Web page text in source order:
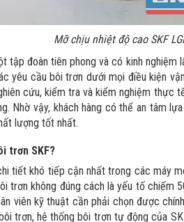
Mỡ chịu nhiệt độ cao SKF
tập đoàn tiên phong và có kinh
yêu cầu bôi trơn dưới mọi điều kiện
cứu, kiểm tra và kiểm nghiệm thực
Nhờ vậy, khách hàng có thể an tâm
lượng tốt nhất.
trơn SKF?
tiết khó tiếp cận nhất trong các máy
trơn không đúng cách là yếu tố chiếm
viên kỹ thuật cần phải chọn được
trơn, hệ thống bôi trơn tự động của